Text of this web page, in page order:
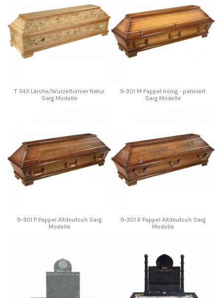
T 543 Lärche/Wurzelfurnier Natur
Sarg Modelle
9-301 M Pappel honig - patiniert
Sarg Modelle
9-301 P Pappel Altdeutsch Sarg
Modelle
9-301 R Pappel Altdeutsch Sarg
Modelle